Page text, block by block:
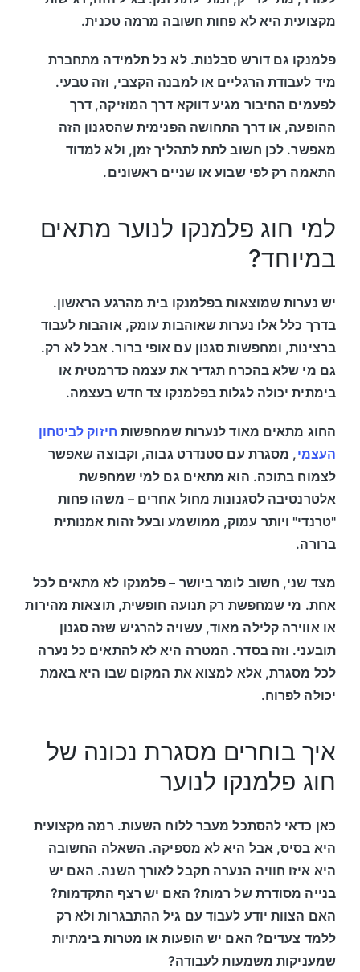
מקצועית היא לא פחות חשובה מרמה טכנית.
פלמנקו גם דורש סבלנות. לא כל תלמידה מתחברת
מיד לעבודת הרגליים או למבנה הקצבי, וזה טבעי.
לפעמים החיבור מגיע דווקא דרך המוזיקה, דרך
ההופעה, או דרך התחושה הפנימית שהסגנון הזה
מאפשר. לכן חשוב לתת לתהליך זמן, ולא למדוד
התאמה רק לפי שבוע או שניים ראשונים.
למי חוג פלמנקו לנוער מתאים
במיוחד?
יש נערות שמוצאות בפלמנקו בית מהרגע הראשון.
בדרך כלל אלו נערות שאוהבות עומק, אוהבות לעבוד
ברצינות, ומחפשות סגנון עם אופי ברור. אבל לא רק.
גם מי שלא בהכרח תגדיר את עצמה כדרמטית או
בימתית יכולה לגלות בפלמנקו צד חדש בעצמה.
החוג מתאים מאוד לנערות שמחפשות חיזוק לביטחון
העצמי, מסגרת עם סטנדרט גבוה, וקבוצה שאפשר
לצמוח בתוכה. הוא מתאים גם למי שמחפשת
אלטרנטיבה לסגנונות מחול אחרים – משהו פחות
"טרנדי" ויותר עמוק, ממושמע ובעל זהות אמנותית
ברורה.
מצד שני, חשוב לומר ביושר – פלמנקו לא מתאים לכל
אחת. מי שמחפשת רק תנועה חופשית, תוצאות מהירות
או אווירה קלילה מאוד, עשויה להרגיש שזה סגנון
תובעני. וזה בסדר. המטרה היא לא להתאים כל נערה
לכל מסגרת, אלא למצוא את המקום שבו היא באמת
יכולה לפרוח.
איך בוחרים מסגרת נכונה של
חוג פלמנקו לנוער
כאן כדאי להסתכל מעבר ללוח השעות. רמה מקצועית
היא בסיס, אבל היא לא מספיקה. השאלה החשובה
היא איזו חוויה הנערה תקבל לאורך השנה. האם יש
בנייה מסודרת של רמות? האם יש רצף התקדמות?
האם הצוות יודע לעבוד עם גיל ההתבגרות ולא רק
ללמד צעדים? האם יש הופעות או מטרות בימתיות
שמעניקות משמעות לעבודה?